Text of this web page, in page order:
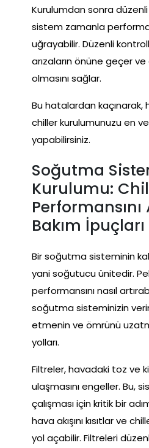
Kurulumdan sonra düzenli
sistem zamanla
uğrayabilir. Düzenli
arızaların önüne geçer ve
olmasını sağlar.
Bu hatalardan kaçınarak,
chiller kurulumunuzu en
yapabilirsiniz.
Soğutma
Kurulumu:
Bakım İpuçları
Bir soğutma sisteminin
yani soğutucu ünitedir.
performansını nasıl
soğutma sisteminizin
etmenin ve ömrünü
yolları.
Filtreler, havadaki toz ve
ulaşmasını engeller. Bu,
çalışması için kritik bir
hava akışını kısıtlar ve
yol açabilir. Filtreleri